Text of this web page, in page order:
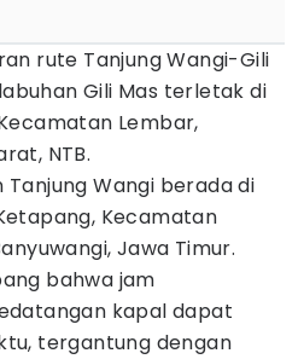
rute Tanjung Wangi-Gili
Gili Mas terletak di
Lembar,
NTB.
Tanjung Wangi berada di
Kecamatan
Jawa Timur.
bahwa jam
kapal dapat
tergantung dengan